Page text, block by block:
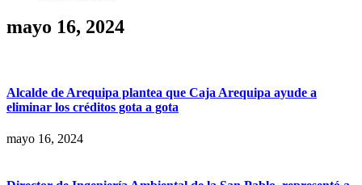
mayo 16, 2024
Alcalde de Arequipa plantea que Caja Arequipa ayude a
eliminar los créditos gota a gota
mayo 16, 2024